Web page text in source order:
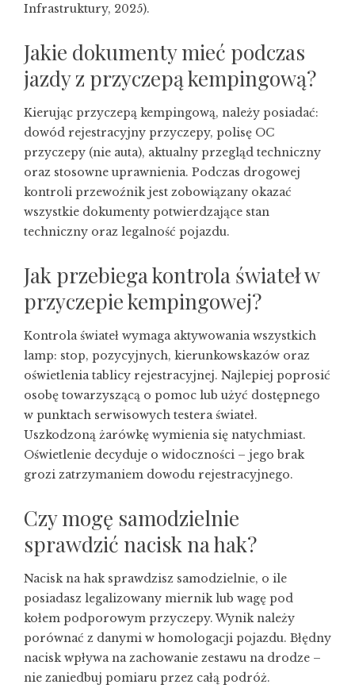
Infrastruktury, 2025).
Jakie dokumenty mieć podczas
jazdy z przyczepą kempingową?
Kierując przyczepą kempingową, należy posiadać:
dowód rejestracyjny przyczepy, polisę OC
przyczepy (nie auta), aktualny przegląd techniczny
oraz stosowne uprawnienia. Podczas drogowej
kontroli przewoźnik jest zobowiązany okazać
wszystkie dokumenty potwierdzające stan
techniczny oraz legalność pojazdu.
Jak przebiega kontrola świateł w
przyczepie kempingowej?
Kontrola świateł wymaga aktywowania wszystkich
lamp: stop, pozycyjnych, kierunkowskazów oraz
oświetlenia tablicy rejestracyjnej. Najlepiej poprosić
osobę towarzyszącą o pomoc lub użyć dostępnego
w punktach serwisowych testera świateł.
Uszkodzoną żarówkę wymienia się natychmiast.
Oświetlenie decyduje o widoczności – jego brak
grozi zatrzymaniem dowodu rejestracyjnego.
Czy mogę samodzielnie
sprawdzić nacisk na hak?
Nacisk na hak sprawdzisz samodzielnie, o ile
posiadasz legalizowany miernik lub wagę pod
kołem podporowym przyczepy. Wynik należy
porównać z danymi w homologacji pojazdu. Błędny
nacisk wpływa na zachowanie zestawu na drodze –
nie zaniedbuj pomiaru przez całą podróż.